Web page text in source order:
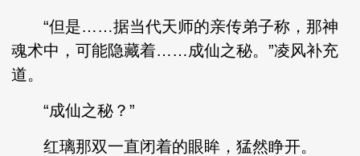
“但是……据当代天师的亲传弟子称，那神
魂术中，可能隐藏着……成仙之秘。”凌风补充
道。
“成仙之秘？”
红璃那双一直闭着的眼眸，猛然睁开。